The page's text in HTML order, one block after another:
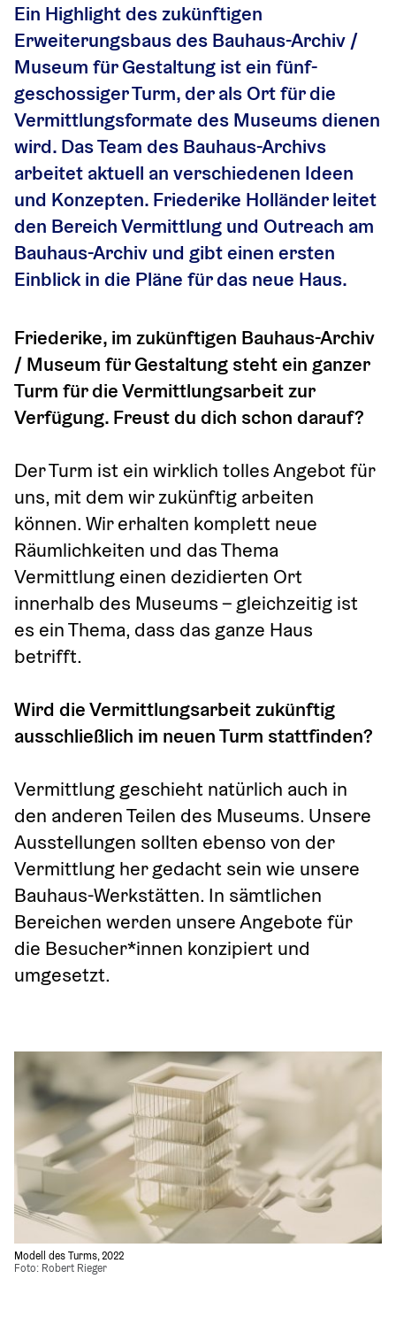
Ein Highlight des zukünftigen
Erweiterungsbaus des Bauhaus-Archiv /
Museum für Gestaltung ist ein fünf-
geschossiger Turm, der als Ort für die
Vermittlungsformate des Museums dienen
wird. Das Team des Bauhaus-Archivs
arbeitet aktuell an verschiedenen Ideen
und Konzepten. Friederike Holländer leitet
den Bereich Vermittlung und Outreach am
Bauhaus-Archiv und gibt einen ersten
Einblick in die Pläne für das neue Haus.
Friederike, im zukünftigen Bauhaus-Archiv
/ Museum für Gestaltung steht ein ganzer
Turm für die Vermittlungsarbeit zur
Verfügung. Freust du dich schon darauf?
Der Turm ist ein wirklich tolles Angebot für
uns, mit dem wir zukünftig arbeiten
können. Wir erhalten komplett neue
Räumlichkeiten und das Thema
Vermittlung einen dezidierten Ort
innerhalb des Museums – gleichzeitig ist
es ein Thema, dass das ganze Haus
betrifft.
Wird die Vermittlungsarbeit zukünftig
ausschließlich im neuen Turm stattfinden?
Vermittlung geschieht natürlich auch in
den anderen Teilen des Museums. Unsere
Ausstellungen sollten ebenso von der
Vermittlung her gedacht sein wie unsere
Bauhaus-Werkstätten. In sämtlichen
Bereichen werden unsere Angebote für
die Besucher*innen konzipiert und
umgesetzt.
Modell des Turms, 2022
Foto: Robert Rieger